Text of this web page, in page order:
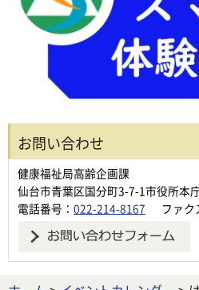
お問い合わせ
健康福祉局高齢企画課
仙台市青葉区国分町3-7-1市役所本
電話番号： 022-214-8167 ファ